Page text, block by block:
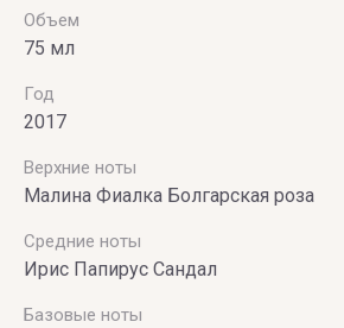
Объем
75 мл
Год
2017
Верхние ноты
Малина Фиалка Болгарская роза
Средние ноты
Ирис Папирус Сандал
Базовые ноты